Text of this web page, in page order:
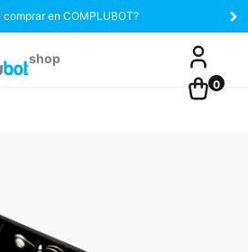
comprar en COMPLUBOT?
0